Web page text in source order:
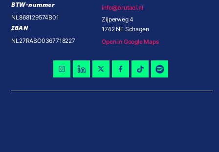
BTW-nummer
NL868129574B01
IBAN
NL27RABO0367718227
info@brutael.nl
Zijperweg 4
1742 NE Schagen
Open in Google Maps